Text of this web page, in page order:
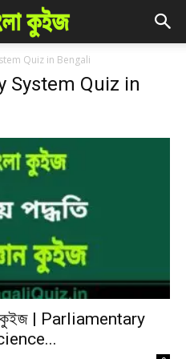
Quiz in Bengali
System Quiz in
কুইজ | Parliamentary